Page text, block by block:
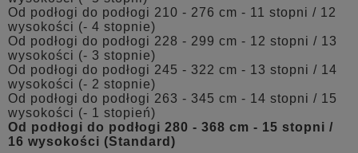
Od podłogi do podłogi 210 - 276 cm - 11 stopni / 12
wysokości (- 4 stopnie)
Od podłogi do podłogi 228 - 299 cm - 12 stopni / 13
wysokości (- 3 stopnie)
Od podłogi do podłogi 245 - 322 cm - 13 stopni / 14
wysokości (- 2 stopnie)
Od podłogi do podłogi 263 - 345 cm - 14 stopni / 15
wysokości (- 1 stopień)
Od podłogi do podłogi 280 - 368 cm - 15 stopni /
16 wysokości (Standard)